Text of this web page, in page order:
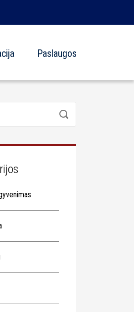
Paslaugos